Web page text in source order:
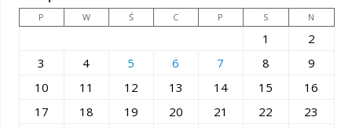
P W Ś C P S N
1
2
3
4 5 6 7 8
9
10
11 12 13 14 15
16
17
18 19 20 21 22
23